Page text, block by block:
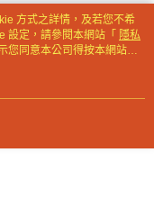
若發現惡意使用之情形，
度並採取法律行動。
方式之詳情，及若您不希
設定，請參閱本網站「 隱私
您同意本公司得按本網站使